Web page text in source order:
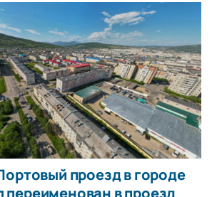
проезд в городе
в проезд